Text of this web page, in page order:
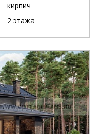
кирпич
2 этажа